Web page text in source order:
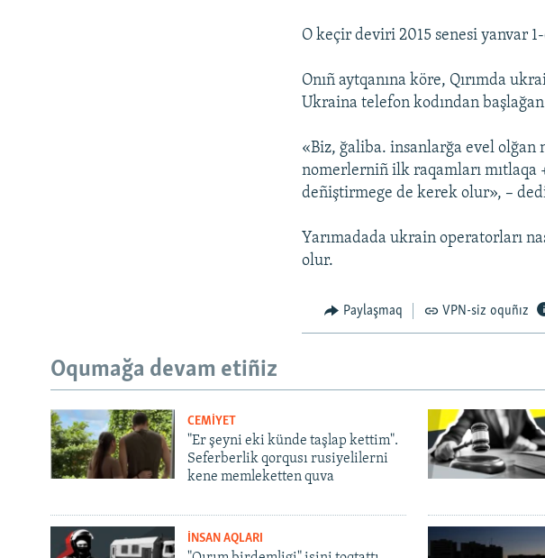
O keçir deviri 2015 senesi yanvar
Onıñ aytqanına köre, Qırımda
Ukraina telefon kodından
«Biz, ğaliba. insanlarğa evel
nomerlerniñ ilk raqamları mıtlaqa
deñiştirmege de kerek olur», –
Yarımadada ukrain operatorları
olur.
Paylaşmaq VPN-siz oquñız
Oqumağa devam etiñiz
CEMİYET
"Er şeyni eki künde taşlap kettim".
Seferberlik qorqusı rusiyelilerni
kene memleketten quva
İNSAN AQLARI